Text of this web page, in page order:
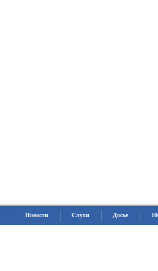
Новости Слухи Досье